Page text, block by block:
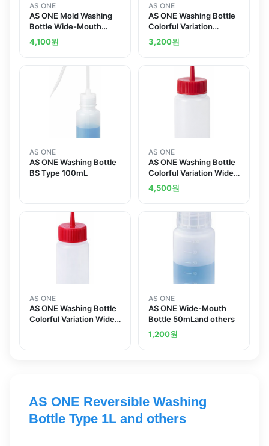
AS ONE
AS ONE Mold Washing
Bottle Wide-Mouth
250mLand others
4,100원
AS ONE
AS ONE Washing Bottle
Colorful Variation
Narrow-Mouth Red
100mLand others
3,200원
AS ONE
AS ONE Washing Bottle
BS Type 100mL
AS ONE
AS ONE Washing Bottle
Colorful Variation Wide-
Mouth Red 250mLand
others
4,500원
AS ONE
AS ONE Washing Bottle
Colorful Variation Wide-
AS ONE
AS ONE Wide-Mouth
Bottle 50mLand others
1,200원
AS ONE Reversible Washing
Bottle Type 1L and others